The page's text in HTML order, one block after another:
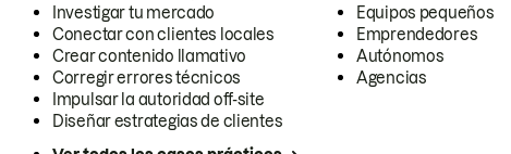
Investigar tu mercado
Conectar con clientes locales
Crear contenido llamativo
Corregir errores técnicos
Impulsar la autoridad off-site
Diseñar estrategias de clientes
Equipos pequeños
Emprendedores
Autónomos
Agencias